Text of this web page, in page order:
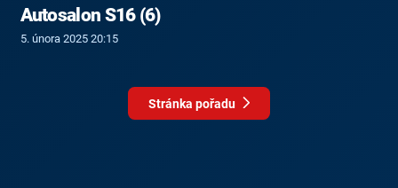
Autosalon S16 (6)
5. února 2025 20:15
Stránka pořadu